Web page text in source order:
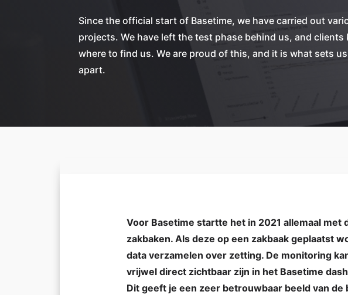
Since the official start of Basetime, we have carried out
projects. We have left the test phase behind us, and clients
where to find us. We are proud of this, and it is what sets us
apart.
Voor Basetime startte het in 2021 allemaal
zakbaken. Als deze op een zakbaak geplaatst
data verzamelen over zetting. De monitoring
vrijwel direct zichtbaar zijn in het Basetime
Dit geeft je een zeer betrouwbaar beeld van